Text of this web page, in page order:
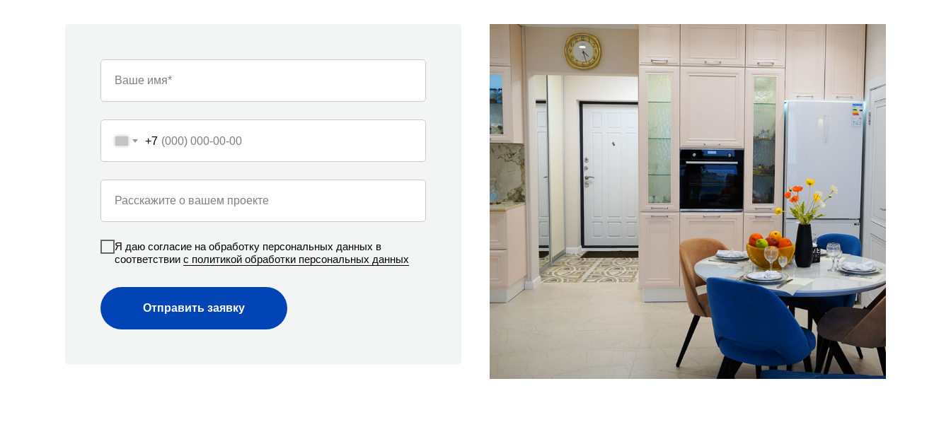
Ваше имя*
+7
Расскажите о вашем проекте
Я даю согласие на обработку персональных данных в
соответствии с политикой обработки персональных данных
Отправить заявку